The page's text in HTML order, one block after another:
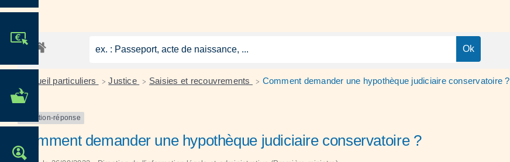
MES DÉMARCHES
Accueil particuliers > Justice > Saisies et recouvrements > Comment demander une hypothèque judiciaire conservatoire ?
Question-réponse
Comment demander une hypothèque judiciaire conservatoire ?